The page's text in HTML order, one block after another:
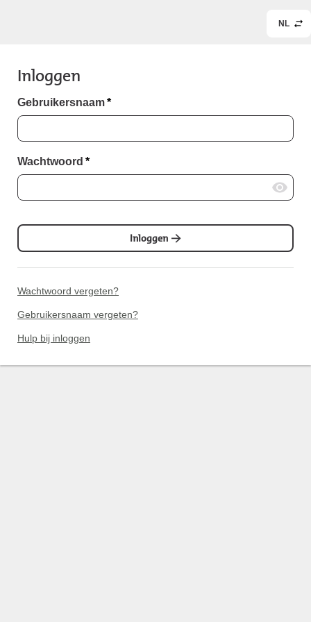
NL
Inloggen
Gebruikersnaam*
Wachtwoord *
Inloggen
Wachtwoord vergeten?
Gebruikersnaam vergeten?
Hulp bij inloggen